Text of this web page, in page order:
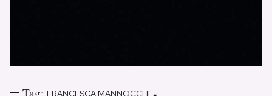
Tag: FRANCESCA MANNOCCHI